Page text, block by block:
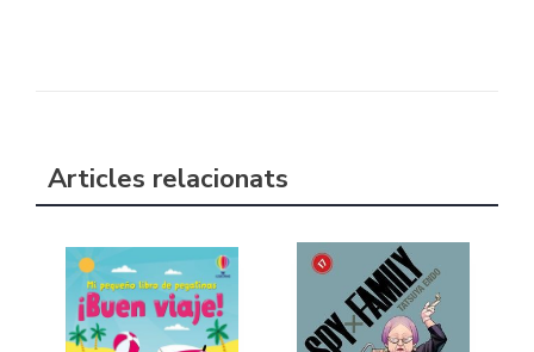
Articles relacionats